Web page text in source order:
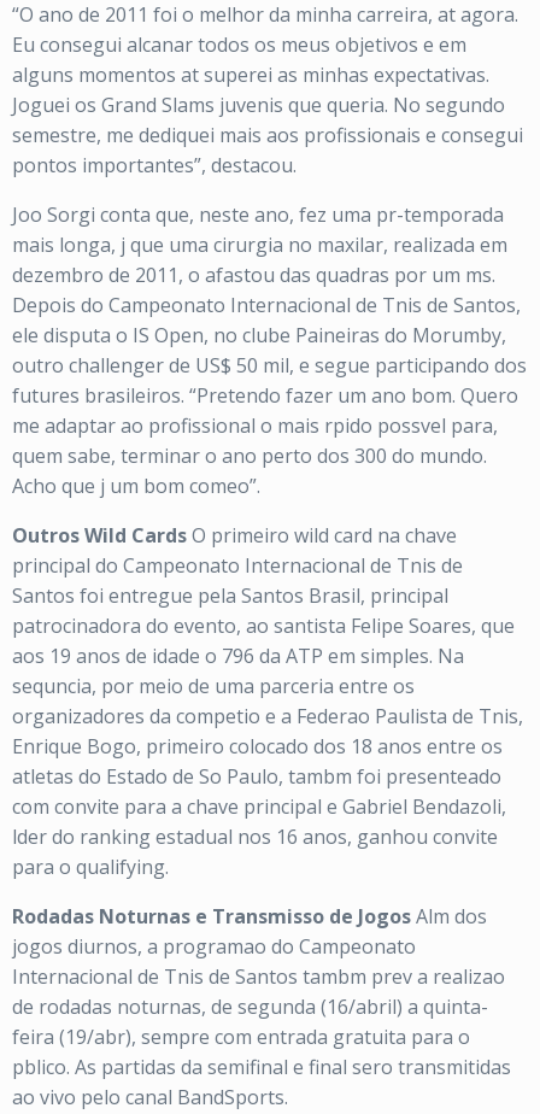
“O ano de 2011 foi o melhor da minha carreira, at agora.
Eu consegui alcanar todos os meus objetivos e em
alguns momentos at superei as minhas expectativas.
Joguei os Grand Slams juvenis que queria. No segundo
semestre, me dediquei mais aos profissionais e consegui
pontos importantes”, destacou.
Joo Sorgi conta que, neste ano, fez uma pr-temporada
mais longa, j que uma cirurgia no maxilar, realizada em
dezembro de 2011, o afastou das quadras por um ms.
Depois do Campeonato Internacional de Tnis de Santos,
ele disputa o IS Open, no clube Paineiras do Morumby,
outro challenger de US$ 50 mil, e segue participando dos
futures brasileiros. “Pretendo fazer um ano bom. Quero
me adaptar ao profissional o mais rpido possvel para,
quem sabe, terminar o ano perto dos 300 do mundo.
Acho que j um bom comeo”.
Outros Wild CardsO primeiro wild card na chave
principal do Campeonato Internacional de Tnis de
Santos foi entregue pela Santos Brasil, principal
patrocinadora do evento, ao santista Felipe Soares, que
aos 19 anos de idade o 796 da ATP em simples. Na
sequncia, por meio de uma parceria entre os
organizadores da competio e a Federao Paulista de Tnis,
Enrique Bogo, primeiro colocado dos 18 anos entre os
atletas do Estado de So Paulo, tambm foi presenteado
com convite para a chave principal e Gabriel Bendazoli,
lder do ranking estadual nos 16 anos, ganhou convite
para o qualifying.
Rodadas Noturnas e Transmisso de JogosAlm dos
jogos diurnos, a programao do Campeonato
Internacional de Tnis de Santos tambm prev a realizao
de rodadas noturnas, de segunda (16/abril) a quinta-
feira (19/abr), sempre com entrada gratuita para o
pblico. As partidas da semifinal e final sero transmitidas
ao vivo pelo canal BandSports.